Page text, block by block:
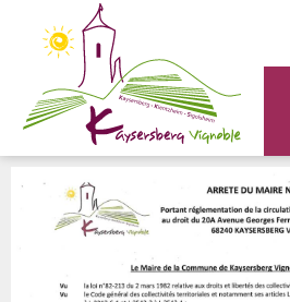
Panneau de gestion des cookies